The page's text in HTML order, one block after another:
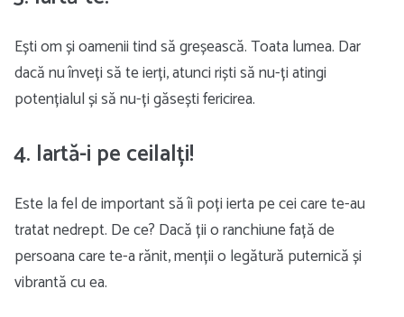
Ești om și oamenii tind să greșească. Toata lumea. Dar
dacă nu înveți să te ierți, atunci riști să nu-ți atingi
potențialul și să nu-ți găsești fericirea.
4. Iartă-i pe ceilalți!
Este la fel de important să îi poți ierta pe cei care te-au
tratat nedrept. De ce? Dacă ții o ranchiune față de
persoana care te-a rănit, menții o legătură puternică și
vibrantă cu ea.